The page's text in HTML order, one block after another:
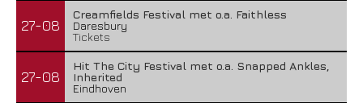
27-08
Creamfields Festival met o.a. Faithless
Daresbury
Tickets
27-08
Hit The City Festival met o.a. Snapped Ankles,
Inherited
Eindhoven